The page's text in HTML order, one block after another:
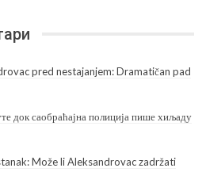
pred nestajanjem: Dramatičan pad
док саобраћајна полиција пише хиљаду
Može li Aleksandrovac zadržati